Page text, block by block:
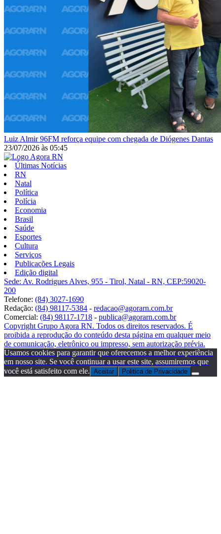
Luiz Almir96FM reforça equipe com chegada de Diógenes Dantas
23/07/2026 às 05:45
Últimas Notícias
RN
Natal
Política
Polícia
Economia
Brasil
Saúde
Esportes
Cultura
Serviços
Publicações Legais
Edição digital
Sede: Av. Rodrigues Alves, 955 - Tirol, Natal - RN, CEP:59020-
200
Telefone: (84) 3027-1690
Redação: (84) 98117-5384 - redacao@agorarn.com.br
Comercial: (84) 98117-1718 - publica@agorarn.com.br
Copyright Grupo Agora RN. Todos os direitos reservados. É
proibida a reprodução do conteúdo desta página em qualquer meio
de comunicação, eletrônico ou impresso, sem autorização prévia.
Usamos cookies para garantir que oferecemos a melhor experiência
em nosso site. Se você continuar a usar este site, assumiremos que
você está satisfeito com ele. Aceitar Politica de Privacidade